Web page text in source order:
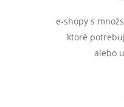
e-shopy s
ktoré
alebo